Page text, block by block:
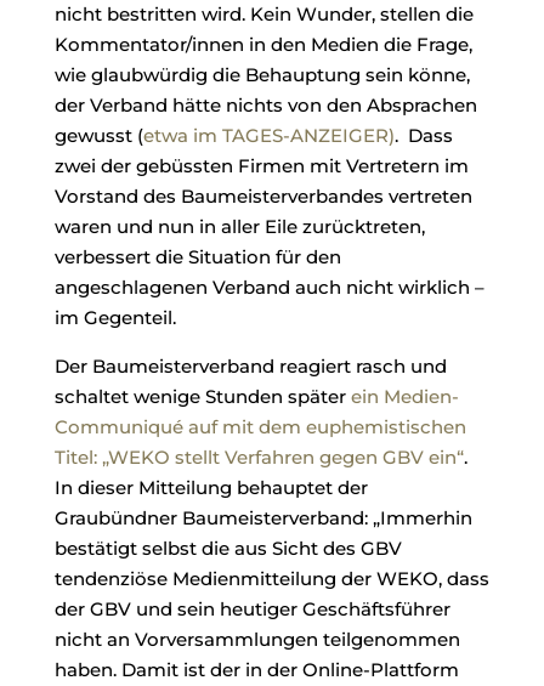
nicht bestritten wird. Kein Wunder, stellen die
Kommentator/innen in den Medien die Frage,
wie glaubwürdig die Behauptung sein könne,
der Verband hätte nichts von den Absprachen
gewusst (etwa im TAGES-ANZEIGER). Dass
zwei der gebüssten Firmen mit Vertretern im
Vorstand des Baumeisterverbandes vertreten
waren und nun in aller Eile zurücktreten,
verbessert die Situation für den
angeschlagenen Verband auch nicht wirklich –
im Gegenteil.
Der Baumeisterverband reagiert rasch und
schaltet wenige Stunden später ein Medien-
Communiqué auf mit dem euphemistischen
Titel: „WEKO stellt Verfahren gegen GBV ein“.
In dieser Mitteilung behauptet der
Graubündner Baumeisterverband: „Immerhin
bestätigt selbst die aus Sicht des GBV
tendenziöse Medienmitteilung der WEKO, dass
der GBV und sein heutiger Geschäftsführer
nicht an Vorversammlungen teilgenommen
haben. Damit ist der in der Online-Plattform